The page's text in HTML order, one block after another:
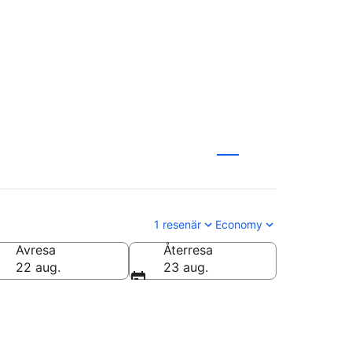
1 resenär Economy
Avresa
22 aug.
Återresa
23 aug.